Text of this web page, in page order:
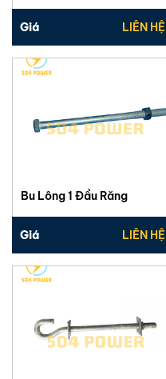
Giá LIÊN HỆ
Bu Lông 1 Đầu Răng
Giá LIÊN HỆ